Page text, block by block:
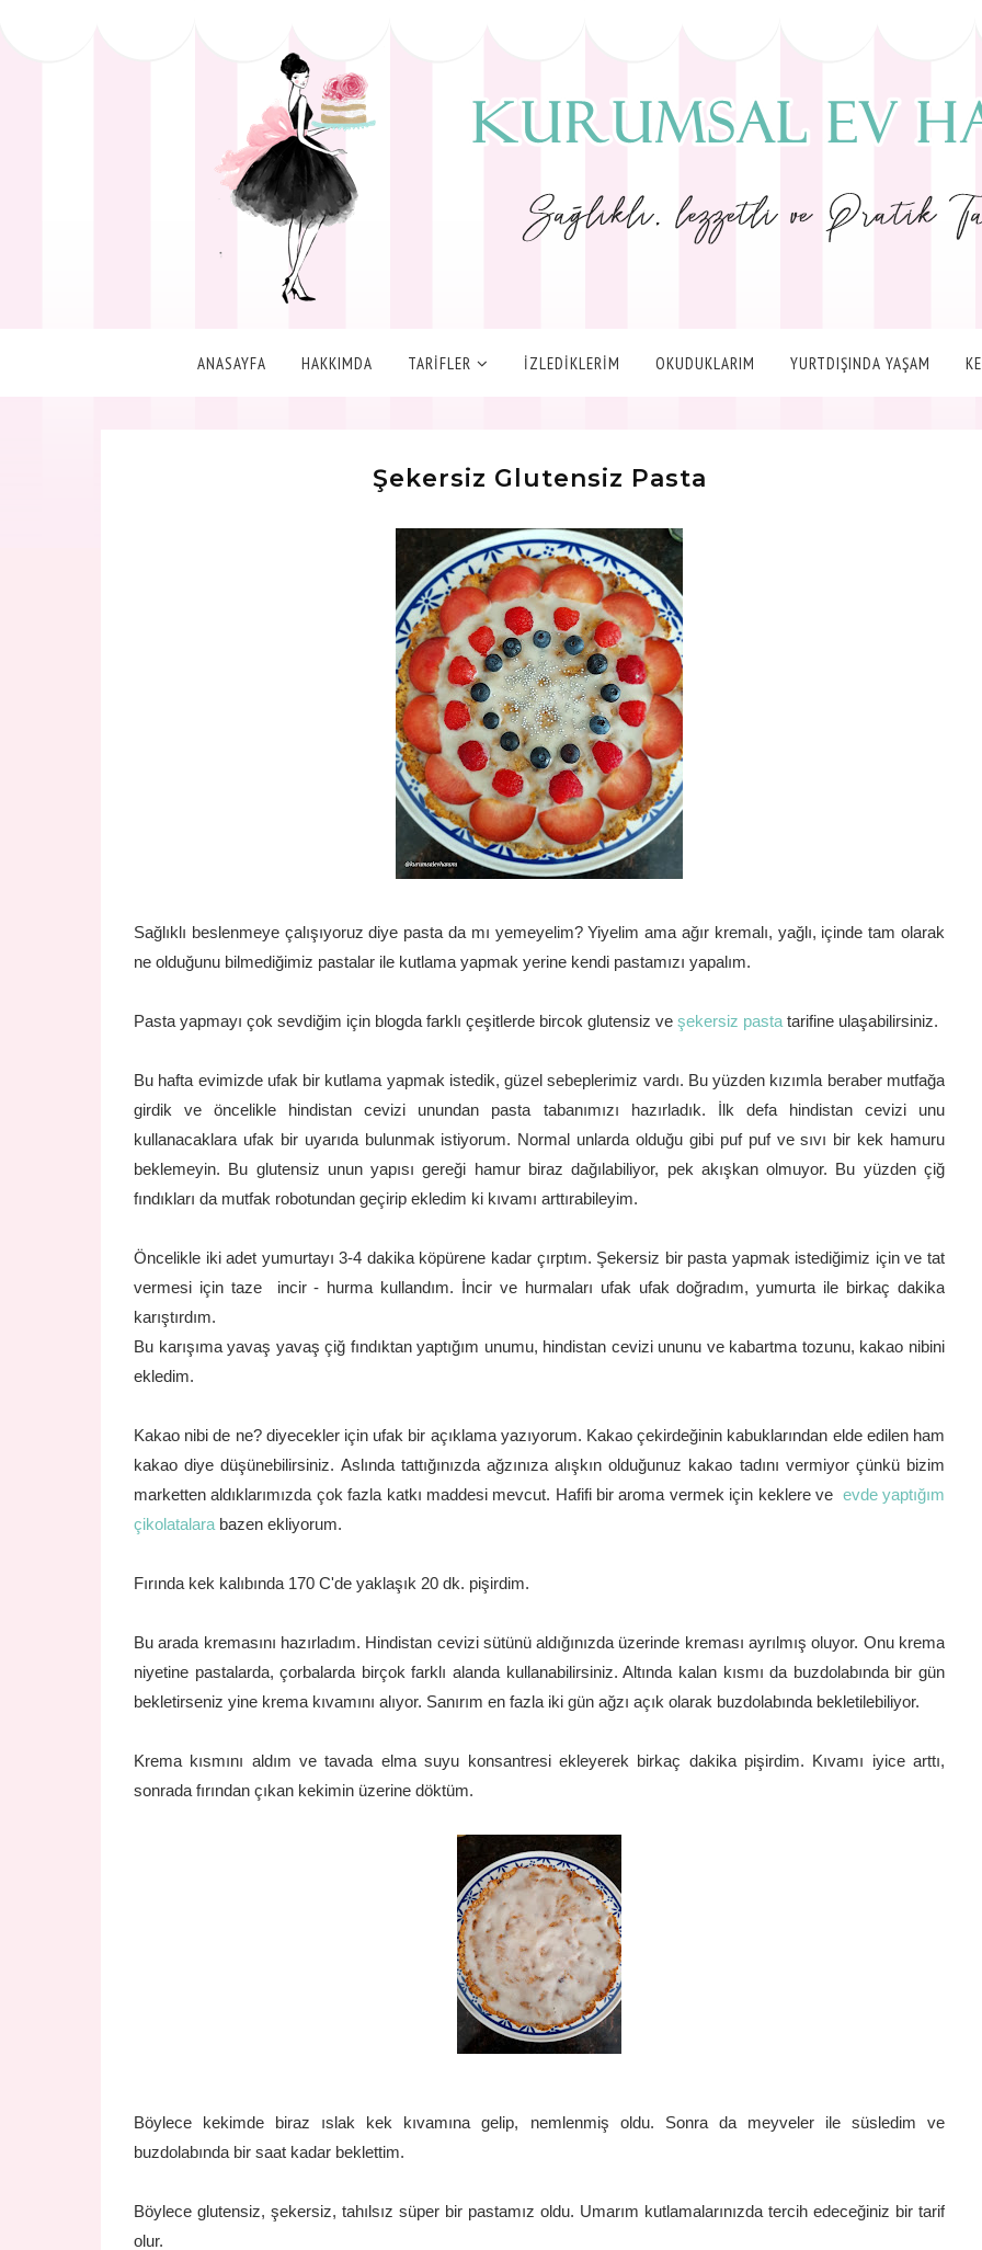
ANASAYFA HAKKIMDA TARİFLER İZLEDİKLERİM OKUDUKLARIM YURTDIŞINDA YAŞAM
Şekersiz Glutensiz Pasta
Sağlıklı beslenmeye çalışıyoruz diye pasta da mı yemeyelim? Yiyelim ama ağır kremalı, yağlı, içinde tam olarak
ne olduğunu bilmediğimiz pastalar ile kutlama yapmak yerine kendi pastamızı yapalım.
Pasta yapmayı çok sevdiğim için blogda farklı çeşitlerde bircok glutensiz ve şekersiz pasta tarifine ulaşabilirsiniz.
Bu hafta evimizde ufak bir kutlama yapmak istedik, güzel sebeplerimiz vardı. Bu yüzden kızımla beraber mutfağa
girdik ve öncelikle hindistan cevizi unundan pasta tabanımızı hazırladık. İlk defa hindistan cevizi unu
kullanacaklara ufak bir uyarıda bulunmak istiyorum. Normal unlarda olduğu gibi puf puf ve sıvı bir kek hamuru
beklemeyin. Bu glutensiz unun yapısı gereği hamur biraz dağılabiliyor, pek akışkan olmuyor. Bu yüzden çiğ
fındıkları da mutfak robotundan geçirip ekledim ki kıvamı arttırabileyim.
Öncelikle iki adet yumurtayı 3-4 dakika köpürene kadar çırptım. Şekersiz bir pasta yapmak istediğimiz için ve tat
vermesi için taze incir - hurma kullandım. İncir ve hurmaları ufak ufak doğradım, yumurta ile birkaç dakika
karıştırdım.
Bu karışıma yavaş yavaş çiğ fındıktan yaptığım unumu, hindistan cevizi ununu ve kabartma tozunu, kakao nibini
ekledim.
Kakao nibi de ne? diyecekler için ufak bir açıklama yazıyorum. Kakao çekirdeğinin kabuklarından elde edilen ham
kakao diye düşünebilirsiniz. Aslında tattığınızda ağzınıza alışkın olduğunuz kakao tadını vermiyor çünkü bizim
marketten aldıklarımızda çok fazla katkı maddesi mevcut. Hafifi bir aroma vermek için keklere ve evde yaptığım
çikolatalara bazen ekliyorum.
Fırında kek kalıbında 170 C'de yaklaşık 20 dk. pişirdim.
Bu arada kremasını hazırladım. Hindistan cevizi sütünü aldığınızda üzerinde kreması ayrılmış oluyor. Onu krema
niyetine pastalarda, çorbalarda birçok farklı alanda kullanabilirsiniz. Altında kalan kısmı da buzdolabında bir gün
bekletirseniz yine krema kıvamını alıyor. Sanırım en fazla iki gün ağzı açık olarak buzdolabında bekletilebiliyor.
Krema kısmını aldım ve tavada elma suyu konsantresi ekleyerek birkaç dakika pişirdim. Kıvamı iyice arttı,
sonrada fırından çıkan kekimin üzerine döktüm.
Böylece kekimde biraz ıslak kek kıvamına gelip, nemlenmiş oldu. Sonra da meyveler ile süsledim ve
buzdolabında bir saat kadar beklettim.
Böylece glutensiz, şekersiz, tahılsız süper bir pastamız oldu. Umarım kutlamalarınızda tercih edeceğiniz bir tarif
olur.